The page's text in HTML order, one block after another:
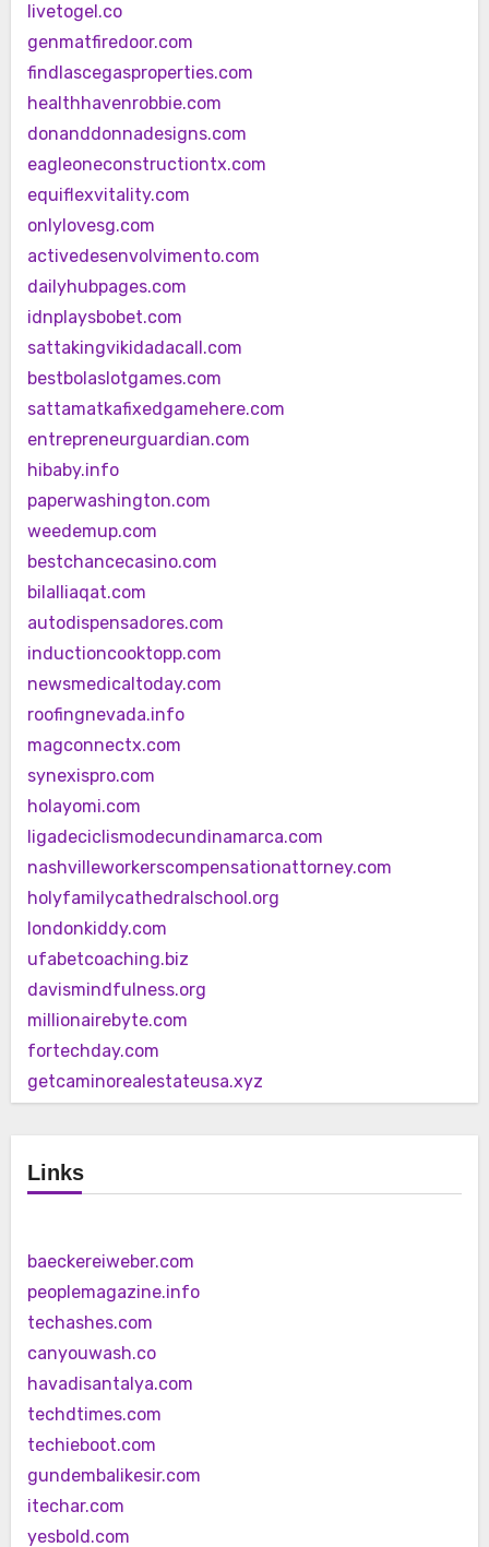
livetogel.co
genmatfiredoor.com
findlascegasproperties.com
healthhavenrobbie.com
donanddonnadesigns.com
eagleoneconstructiontx.com
equiflexvitality.com
onlylovesg.com
activedesenvolvimento.com
dailyhubpages.com
idnplaysbobet.com
sattakingvikidadacall.com
bestbolaslotgames.com
sattamatkafixedgamehere.com
entrepreneurguardian.com
hibaby.info
paperwashington.com
weedemup.com
bestchancecasino.com
bilalliaqat.com
autodispensadores.com
inductioncooktopp.com
newsmedicaltoday.com
roofingnevada.info
magconnectx.com
synexispro.com
holayomi.com
ligadeciclismodecundinamarca.com
nashvilleworkerscompensationattorney.com
holyfamilycathedralschool.org
londonkiddy.com
ufabetcoaching.biz
davismindfulness.org
millionairebyte.com
fortechday.com
getcaminorealestateusa.xyz
Links
baeckereiweber.com
peoplemagazine.info
techashes.com
canyouwash.co
havadisantalya.com
techdtimes.com
techieboot.com
gundembalikesir.com
itechar.com
yesbold.com